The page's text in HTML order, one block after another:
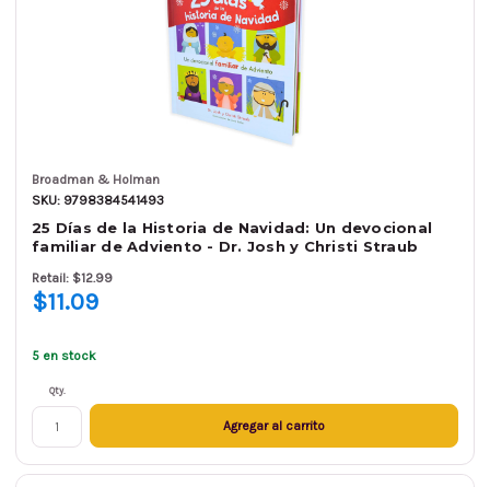
Broadman & Holman
SKU: 9798384541493
25 Días de la Historia de Navidad: Un devocional
familiar de Adviento - Dr. Josh y Christi Straub
Retail: $12.99
$11.09
5 en stock
Qty.
Agregar al carrito